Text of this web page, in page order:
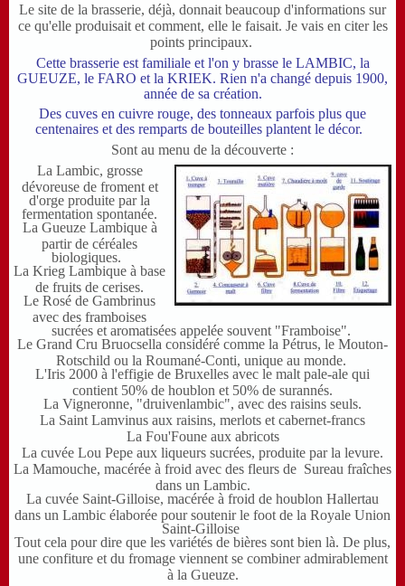
Le site de la brasserie, déjà, donnait beaucoup d'informations sur
ce qu'elle produisait et comment, elle le faisait. Je vais en citer les
points principaux.
Cette brasserie est familiale et l'on y brasse le LAMBIC, la
GUEUZE, le FARO et la KRIEK. Rien n'a changé depuis 1900,
année de sa création.
Des cuves en cuivre rouge, des tonneaux parfois plus que
centenaires et des remparts de bouteilles plantent le décor.
Sont au menu de la découverte :
La Lambic, grosse
dévoreuse de froment et
d'orge produite par la
fermentation spontanée.
La Gueuze Lambique à
partir de céréales
biologiques.
La Krieg Lambique à base
de fruits de cerises.
Le Rosé de Gambrinus
avec des framboises
sucrées et aromatisées appelée souvent "Framboise".
Le Grand Cru Bruocsella considéré comme la Pétrus, le Mouton-
Rotschild ou la Roumané-Conti, unique au monde.
L'Iris 2000 à l'effigie de Bruxelles avec le malt pale-ale qui
contient 50% de houblon et 50% de surannés.
La Vigneronne, "druivenlambic", avec des raisins seuls.
La Saint Lamvinus aux raisins, merlots et cabernet-francs
La Fou'Foune aux abricots
La cuvée Lou Pepe aux liqueurs sucrées, produite par la levure.
La Mamouche, macérée à froid avec des fleurs de Sureau fraîches
dans un Lambic.
La cuvée Saint-Gilloise, macérée à froid de houblon Hallertau
dans un Lambic élaborée pour soutenir le foot de la Royale Union
Saint-Gilloise
Tout cela pour dire que les variétés de bières sont bien là. De plus,
une confiture et du fromage viennent se combiner admirablement
à la Gueuze.